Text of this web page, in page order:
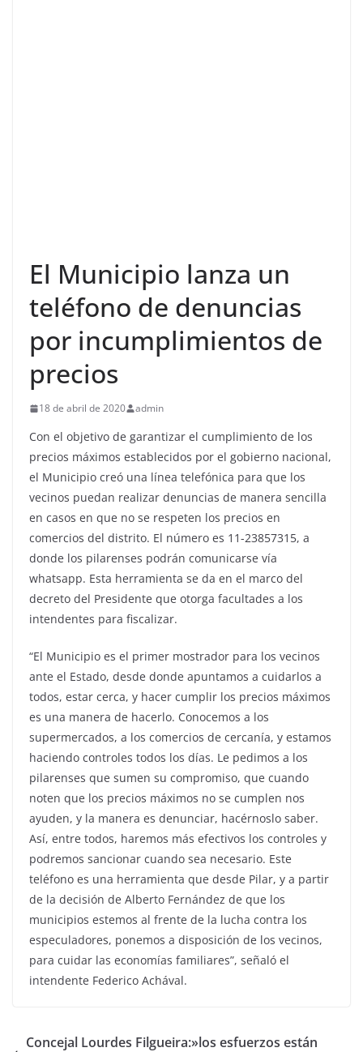
El Municipio lanza un
teléfono de denuncias
por incumplimientos de
precios
18 de abril de 2020 admin
Con el objetivo de garantizar el cumplimiento de los
precios máximos establecidos por el gobierno nacional,
el Municipio creó una línea telefónica para que los
vecinos puedan realizar denuncias de manera sencilla
en casos en que no se respeten los precios en
comercios del distrito. El número es 11-23857315, a
donde los pilarenses podrán comunicarse vía
whatsapp. Esta herramienta se da en el marco del
decreto del Presidente que otorga facultades a los
intendentes para fiscalizar.
“El Municipio es el primer mostrador para los vecinos
ante el Estado, desde donde apuntamos a cuidarlos a
todos, estar cerca, y hacer cumplir los precios máximos
es una manera de hacerlo. Conocemos a los
supermercados, a los comercios de cercanía, y estamos
haciendo controles todos los días. Le pedimos a los
pilarenses que sumen su compromiso, que cuando
noten que los precios máximos no se cumplen nos
ayuden, y la manera es denunciar, hacérnoslo saber.
Así, entre todos, haremos más efectivos los controles y
podremos sancionar cuando sea necesario. Este
teléfono es una herramienta que desde Pilar, y a partir
de la decisión de Alberto Fernández de que los
municipios estemos al frente de la lucha contra los
especuladores, ponemos a disposición de los vecinos,
para cuidar las economías familiares”, señaló el
intendente Federico Achával.
Concejal Lourdes Filgueira:»los esfuerzos están